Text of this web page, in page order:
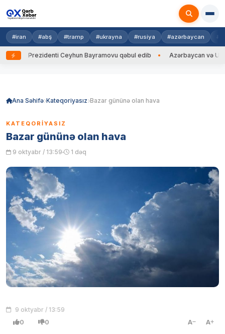
#iran #abş #tramp #ukrayna #rusiya #azərbaycan
Prezidenti Ceyhun Bayramovu qəbul edib Azərbaycan və
Ana Səhifə Kateqoriyasız Bazar gününə olan hava
KATEQORIYASIZ
Bazar gününə olan hava
9 oktyabr / 13:59 1 dəq
9 oktyabr / 13:59
0 0 A A